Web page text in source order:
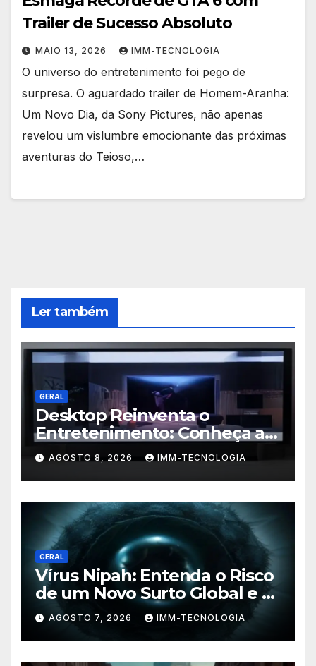
Trailer de Sucesso Absoluto
MAIO 13, 2026 IMM-TECNOLOGIA
O universo do entretenimento foi pego de
surpresa. O aguardado trailer de Homem-Aranha:
Um Novo Dia, da Sony Pictures, não apenas
revelou um vislumbre emocionante das próximas
aventuras do Teioso,…
Ler também
GERAL
Desktop Reinventa o
Entretenimento: Conheça a
Nova Plataforma de
Streaming com TV ao Vivo e
Conteúdo On-Demand
AGOSTO 8, 2026 IMM-TECNOLOGIA
GERAL
Vírus Nipah: Entenda o Risco
de um Novo Surto Global e a
Preocupação dos
Especialistas
AGOSTO 7, 2026 IMM-TECNOLOGIA